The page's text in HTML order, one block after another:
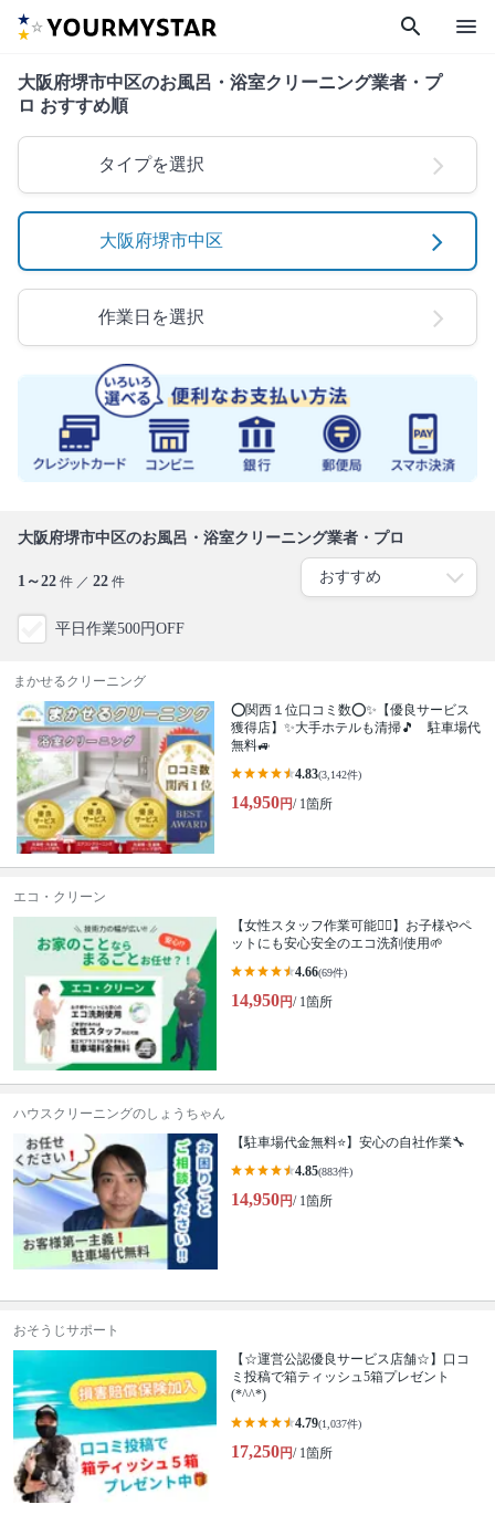
search menu
大阪府堺市中区のお風呂・浴室クリーニング業者・プ
ロ おすすめ順
タイプを選択
大阪府堺市中区
作業日を選択
大阪府堺市中区のお風呂・浴室クリーニング業者・プロ
1～22 件 ／ 22 件
平日作業500円OFF
まかせるクリーニング
⭕関西１位口コミ数⭕✨【優良サービス
獲得店】✨大手ホテルも清掃🎵 駐車場代
無料🚙
4.83(3,142件)
14,950円/ 1箇所
エコ・クリーン
【女性スタッフ作業可能🙆‍♀️】お子様やペ
ットにも安心安全のエコ洗剤使用🌱
4.66(69件)
14,950円/ 1箇所
ハウスクリーニングのしょうちゃん
【駐車場代金無料⭐️】安心の自社作業🔧
4.85(883件)
14,950円/ 1箇所
おそうじサポート
【☆運営公認優良サービス店舗☆】口コ
ミ投稿で箱ティッシュ5箱プレゼント
(*^^*)
4.79(1,037件)
17,250円/ 1箇所